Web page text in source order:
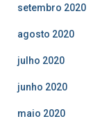
setembro 2020
agosto 2020
julho 2020
junho 2020
maio 2020